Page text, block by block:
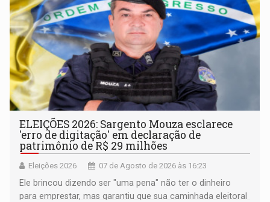
ELEIÇÕES 2026: Sargento Mouza esclarece
'erro de digitação' em declaração de
patrimônio de R$ 29 milhões
Eleições 2026 07 de Agosto de 2026 às 16:23
Ele brincou dizendo ser "uma pena" não ter o dinheiro
para emprestar, mas garantiu que sua caminhada eleitoral